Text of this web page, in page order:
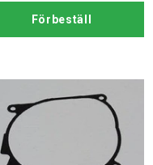
Förbeställ